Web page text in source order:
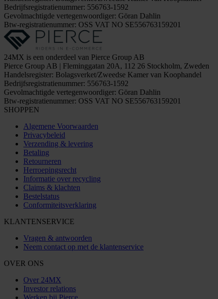
Bedrijfsregistratienummer: 556763-1592
Gevolmachtigde vertegenwoordiger: Göran Dahlin
Btw-registratienummer: OSS VAT NO SE556763159201
24MX is een onderdeel van Pierce Group AB
Pierce Group AB | Fleminggatan 20A, 112 26 Stockholm, Zweden
Handelsregister: Bolagsverket/Zweedse Kamer van Koophandel
Bedrijfsregistratienummer: 556763-1592
Gevolmachtigde vertegenwoordiger: Göran Dahlin
Btw-registratienummer: OSS VAT NO SE556763159201
SHOPPEN
Algemene Voorwaarden
Privacybeleid
Verzending & levering
Betaling
Retourneren
Herroepingsrecht
Informatie over recycling
Claims & klachten
Bestelstatus
Conformiteitsverklaring
KLANTENSERVICE
Vragen & antwoorden
Neem contact op met de klantenservice
OVER ONS
Over 24MX
Investor relations
Werken bij Pierce